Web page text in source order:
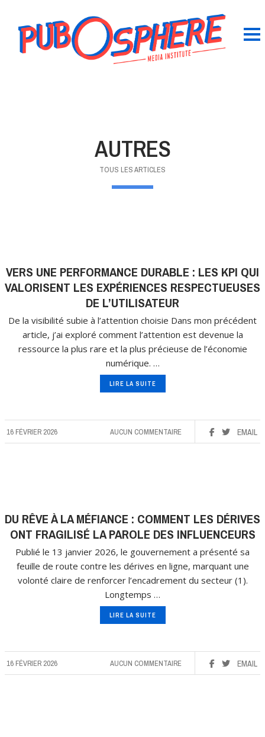
AUTRES
TOUS LES ARTICLES
VERS UNE PERFORMANCE DURABLE : LES KPI QUI
VALORISENT LES EXPÉRIENCES RESPECTUEUSES
DE L’UTILISATEUR
De la visibilité subie à l’attention choisie Dans mon précédent
article, j’ai exploré comment l’attention est devenue la
ressource la plus rare et la plus précieuse de l’économie
numérique. …
LIRE LA SUITE
16 FÉVRIER 2026 EMAIL
AUCUN COMMENTAIRE
DU RÊVE À LA MÉFIANCE : COMMENT LES DÉRIVES
ONT FRAGILISÉ LA PAROLE DES INFLUENCEURS
Publié le 13 janvier 2026, le gouvernement a présenté sa
feuille de route contre les dérives en ligne, marquant une
volonté claire de renforcer l’encadrement du secteur (1).
Longtemps …
LIRE LA SUITE
16 FÉVRIER 2026 EMAIL
AUCUN COMMENTAIRE